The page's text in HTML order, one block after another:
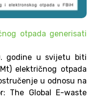
otpada generisati
godine u svijetu biti
električnog otpada
u odnosu na
The Global E-waste